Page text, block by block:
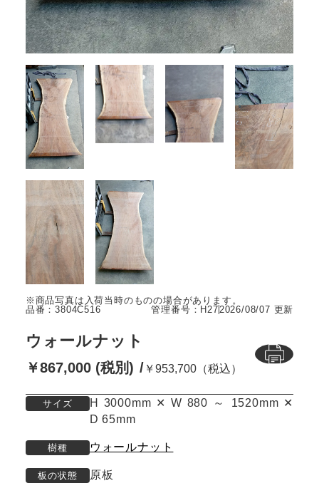
品番：3804C516 管理番号：H27 2026/08/07 更新
ウォールナット
￥867,000 (税別) ￥953,700（税込）
サイズ
H 3000mm ✕ W 880 ～ 1520mm ✕
D 65mm
樹種 ウォールナット
板の状態 原板